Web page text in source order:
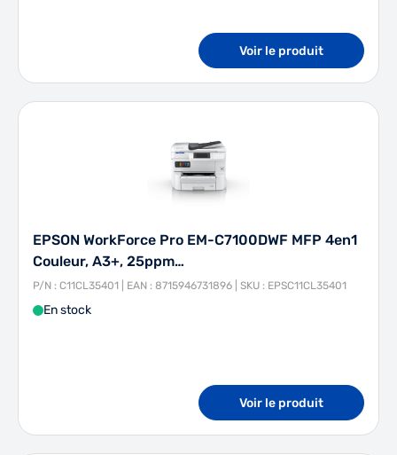
Voir le produit
EPSON WorkForce Pro EM-C7100DWF MFP 4en1
Couleur, A3+, 25ppm…
P/N : C11CL35401 | EAN : 8715946731896 | SKU : EPSC11CL35401
En stock
Voir le produit